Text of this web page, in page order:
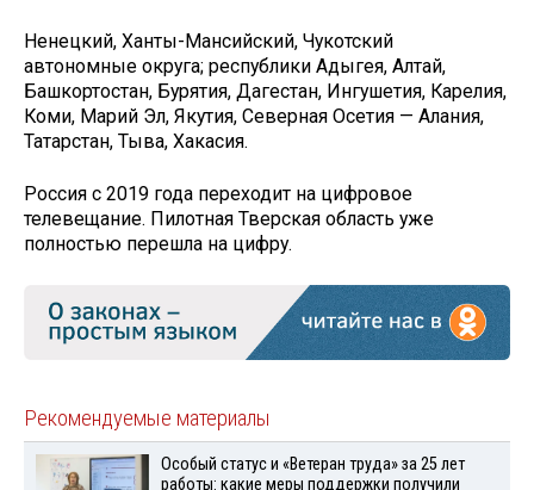
Ненецкий, Ханты-Мансийский, Чукотский
автономные округа; республики Адыгея, Алтай,
Башкортостан, Бурятия, Дагестан, Ингушетия, Карелия,
Коми, Марий Эл, Якутия, Северная Осетия — Алания,
Татарстан, Тыва, Хакасия.
Россия с 2019 года переходит на цифровое
телевещание. Пилотная Тверская область уже
полностью перешла на цифру.
Рекомендуемые материалы
Особый статус и «Ветеран труда» за 25 лет
работы: какие меры поддержки получили